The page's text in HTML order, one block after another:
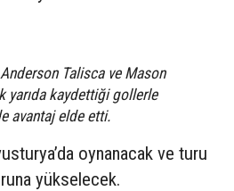
Talisca ve Mason
yarıda kaydettiği gollerle
avantaj elde etti.
oynanacak ve turu
yükselecek.